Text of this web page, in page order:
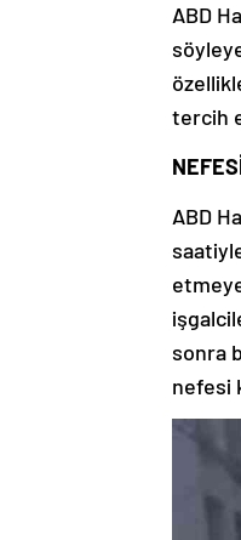
ABD
tercih
ABD
sonra
nefesi